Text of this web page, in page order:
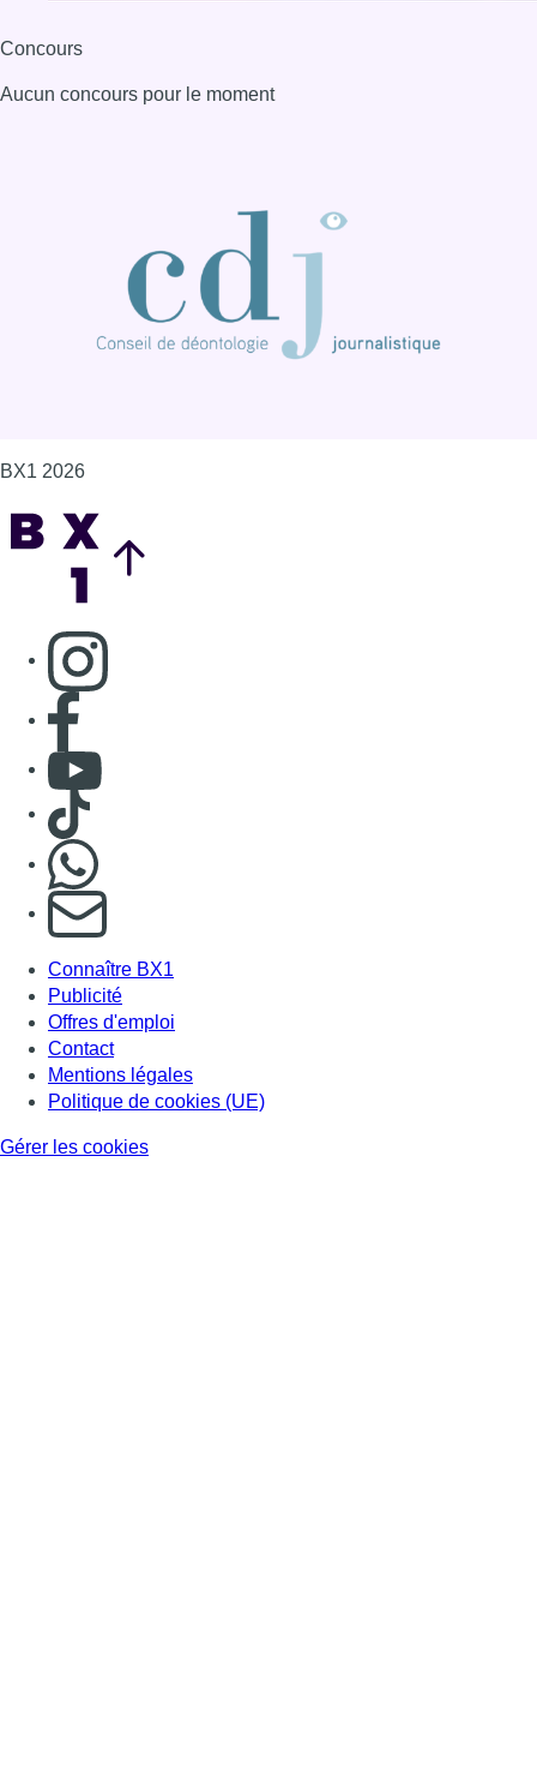
Concours
Aucun concours pour le moment
BX1 2026
Consulter page Instagram
Consulter page Facebook
Consulter Youtube
Consulter TikTok
S'abonner à notre newsletter
Connaître BX1
Publicité
Offres d'emploi
Contact
Mentions légales
Politique de cookies (UE)
Gérer les cookies